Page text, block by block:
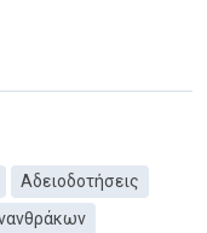
Αδειοδοτήσεις